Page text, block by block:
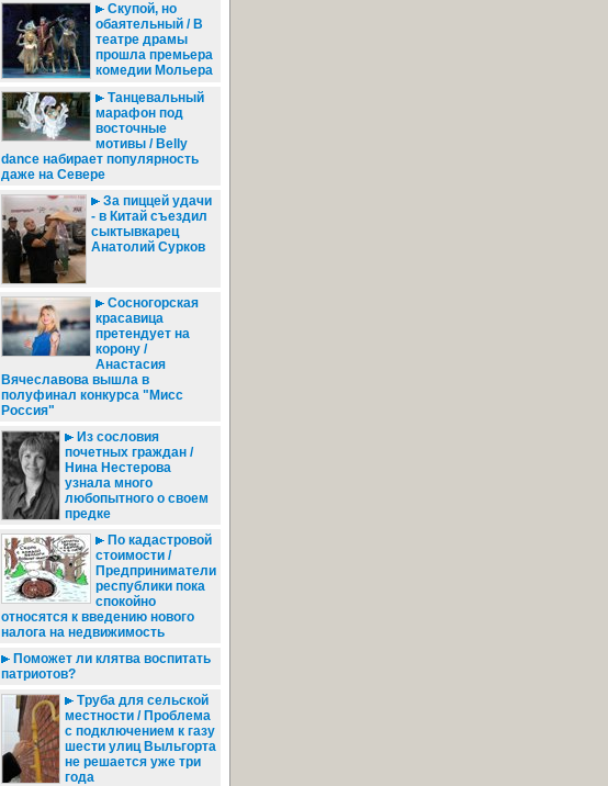
Скупой, но
обаятельный / В
театре драмы
прошла премьера
комедии Мольера
Танцевальный
марафон под
восточные
мотивы / Belly
dance набирает популярность
даже на Севере
За пиццей удачи
- в Китай съездил
сыктывкарец
Анатолий Сурков
Сосногорская
красавица
претендует на
корону /
Анастасия
Вячеславова вышла в
полуфинал конкурса "Мисс
Россия"
Из сословия
почетных граждан /
Нина Нестерова
узнала много
любопытного о своем
предке
По кадастровой
стоимости /
Предприниматели
республики пока
спокойно
относятся к введению нового
налога на недвижимость
Поможет ли клятва воспитать
патриотов?
Труба для сельской
местности / Проблема
с подключением к газу
шести улиц Выльгорта
не решается уже три
года